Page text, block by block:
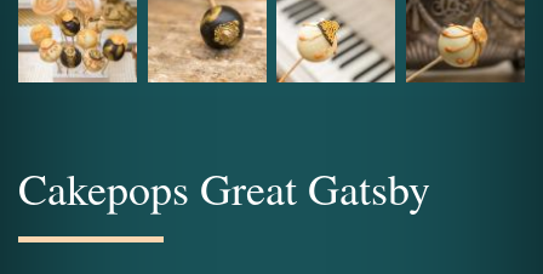
Cakepops Great Gatsby